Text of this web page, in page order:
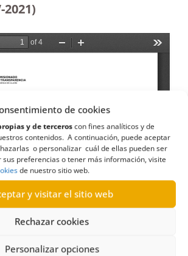
de cookies
y de terceroscon fines analíticos y de
contenidos. A continuación, puede aceptar
o personalizar cuál de ellas pueden ser
sus preferencias o tener más información, visite
de nuestro sitio web.
y visitar el sitio web
Rechazar cookies
Personalizar opciones
2021)